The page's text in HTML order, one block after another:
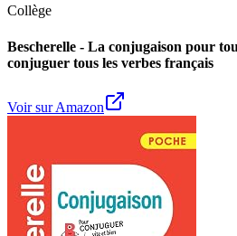
Collège
Bescherelle - La conjugaison pour
conjuguer tous les verbes français
Voir sur Amazon